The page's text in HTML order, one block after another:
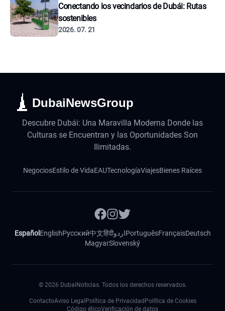
Conectando los vecindarios de Dubái: Rutas
sostenibles
2026. 07. 21
DubaiNewsGroup
Descubre Dubái: Una Maravilla Moderna Donde las
Culturas se Encuentran y las Oportunidades Son
Ilimitadas.
NegociosEstilo de VidaEAUTecnologíaViajesBienes Raíces
Español EnglishРусский中文हिंदीاردوPortuguêsFrançaisDeutsch
MagyarSlovenský
© 2026 DubaiNoticias. Todos los derechos reservados.
ContactoAviso Legal Política de Privacidad Política de Cookies
Código éticoVerificación de datos